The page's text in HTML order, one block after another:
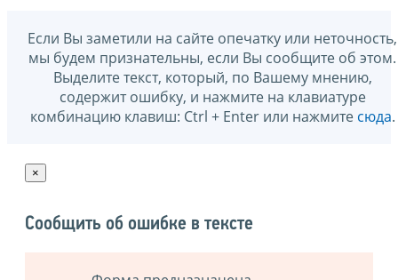
Если Вы заметили на сайте опечатку или неточность,
мы будем признательны, если Вы сообщите об этом.
Выделите текст, который, по Вашему мнению,
содержит ошибку, и нажмите на клавиатуре
комбинацию клавиш: Ctrl + Enter или нажмите сюда.
×
Сообщить об ошибке в тексте